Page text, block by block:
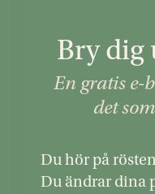
Bry dig
En gratis e-
det
Du hör på
Du ändrar dina